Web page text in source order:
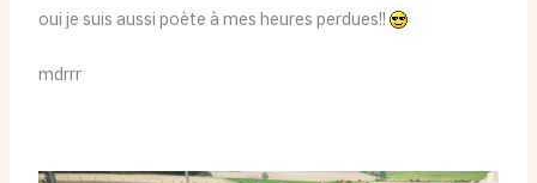
oui je suis aussi poète à mes heures perdues!!
mdrrr